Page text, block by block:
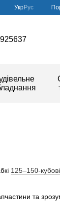
УкрРус
125–150-
та